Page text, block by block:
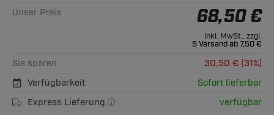
Unser Preis
68,50 €
inkl. MwSt., zzgl.
S Versand ab 7,50 €
Sie sparen
30,50 € (31%)
Verfügbarkeit
Sofort lieferbar
Express Lieferung
verfügbar